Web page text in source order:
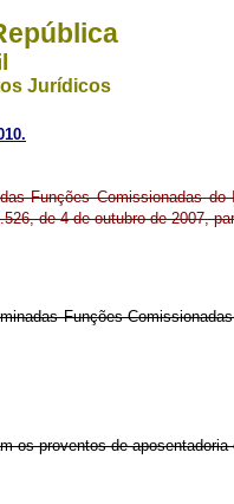
Jurídicos
Funções Comissionadas
de 4 de outubro de 2007,
Funções
os proventos de